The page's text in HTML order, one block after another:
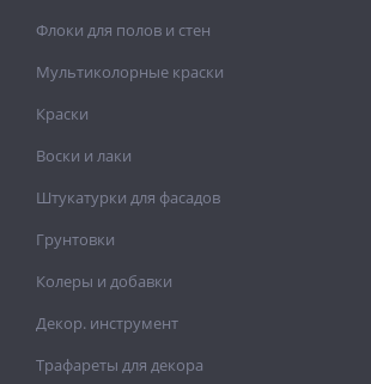
Флоки для полов и стен
Мультиколорные краски
Краски
Воски и лаки
Штукатурки для фасадов
Грунтовки
Колеры и добавки
Декор. инструмент
Трафареты для декора